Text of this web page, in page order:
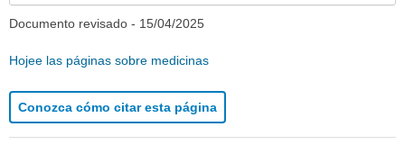
Documento revisado - 15/04/2025
Hojee las páginas sobre medicinas
Conozca cómo citar esta página